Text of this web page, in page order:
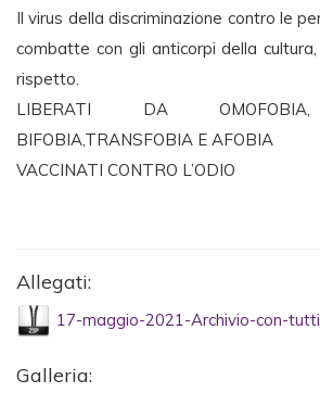
Il virus della discriminazione contro le
combatte con gli anticorpi della cultura,
rispetto.
LIBERATI DA OMOFOBIA,
BIFOBIA,TRANSFOBIA E AFOBIA
VACCINATI CONTRO L’ODIO
Allegati:
17-maggio-2021-Archivio-con-
Galleria: